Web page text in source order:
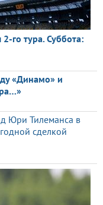
го тура. Суббота:
«Динамо» и
Юри Тилеманса в
сделкой